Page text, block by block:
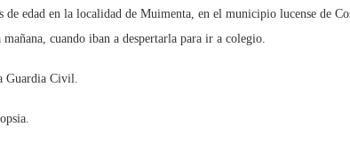
edad en la localidad de Muimenta, en el municipio lucense de
cuando iban a despertarla para ir a colegio.
Guardia Civil.